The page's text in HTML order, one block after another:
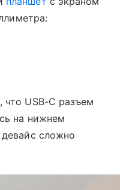
что USB-C разъем
на нижнем
сложно